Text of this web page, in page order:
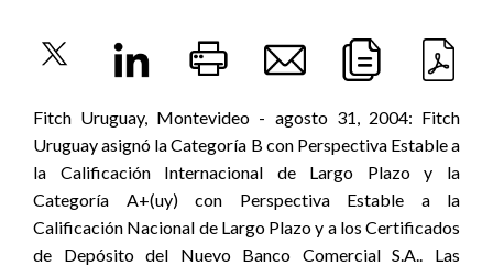
Fitch Uruguay, Montevideo - agosto 31, 2004: Fitch
Uruguay asignó la Categoría B con Perspectiva Estable a
la Calificación Internacional de Largo Plazo y la
Categoría A+(uy) con Perspectiva Estable a la
Calificación Nacional de Largo Plazo y a los Certificados
de Depósito del Nuevo Banco Comercial S.A.. Las